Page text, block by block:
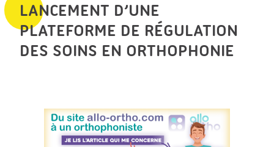
LANCEMENT D’UNE
PLATEFORME DE RÉGULATION
DES SOINS EN ORTHOPHONIE